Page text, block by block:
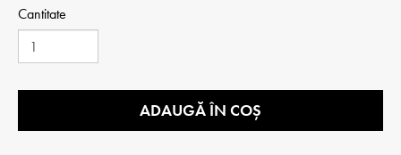
Cantitate
ADAUGĂ ÎN COȘ